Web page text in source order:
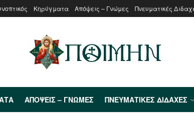
Κηρύγματα Απόψεις – Γνώμες Πνευματικές
ΑΠΌΨΕΙΣ – ΓΝΏΜΕΣ ΠΝΕΥΜΑΤΙΚΈΣ ΔΙΔΑΧΈΣ